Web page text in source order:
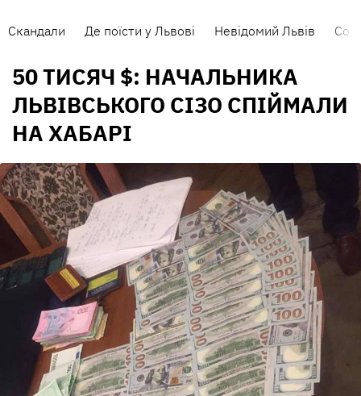
Скандали Де поїсти у Львові Невідомий Львів
50 ТИСЯЧ $: НАЧАЛЬНИКА
ЛЬВІВСЬКОГО СІЗО СПІЙМАЛИ
НА ХАБАРІ